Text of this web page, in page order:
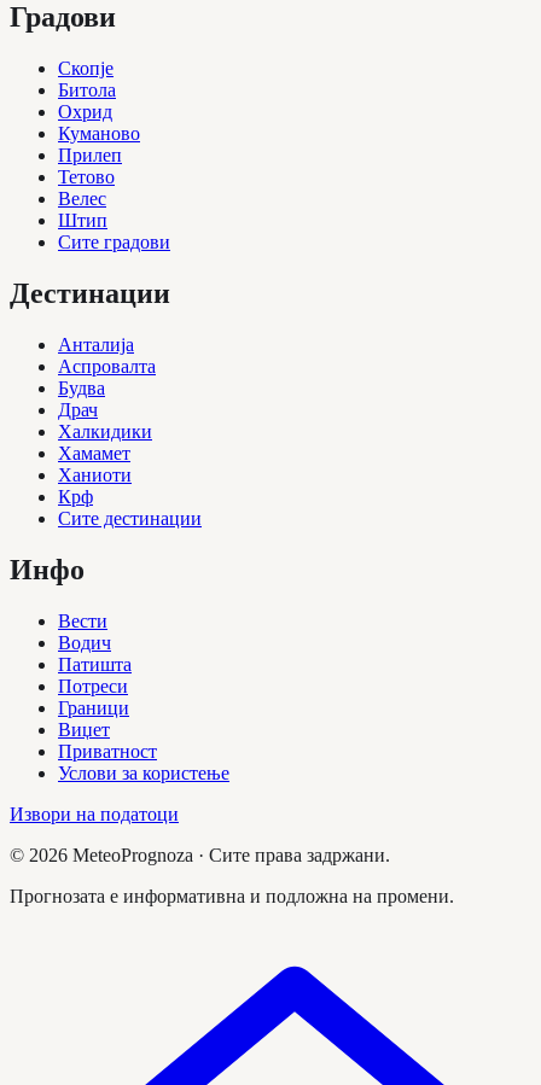
Градови
Скопје
Битола
Охрид
Куманово
Прилеп
Тетово
Велес
Штип
Сите градови
Дестинации
Анталија
Аспровалта
Будва
Драч
Халкидики
Хамамет
Ханиоти
Крф
Сите дестинации
Инфо
Вести
Водич
Патишта
Потреси
Граници
Виџет
Приватност
Услови за користење
Извори на податоци
© 2026 MeteoPrognoza · Сите права задржани.
Прогнозата е информативна и подложна на промени.